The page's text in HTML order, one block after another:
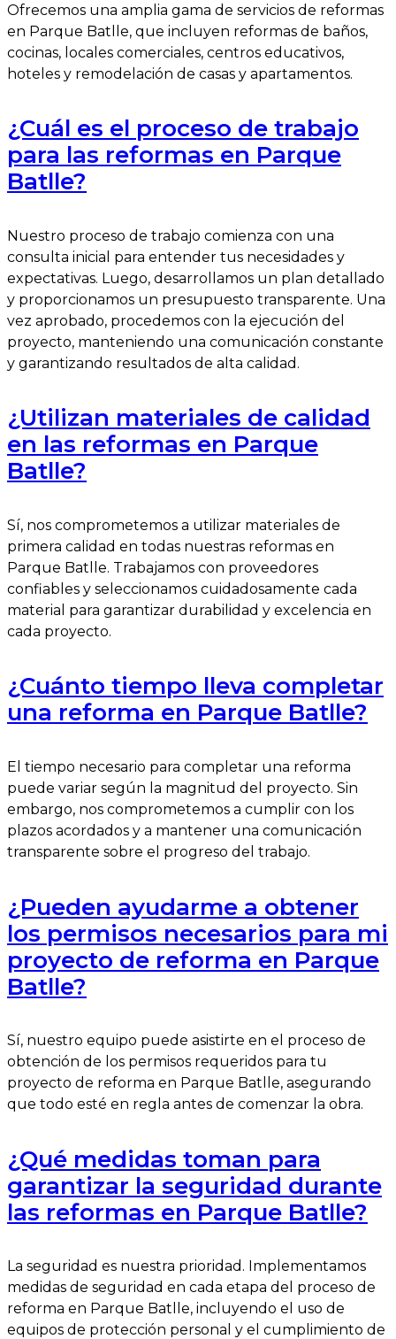
Ofrecemos una amplia gama de servicios de reformas
en Parque Batlle, que incluyen reformas de baños,
cocinas, locales comerciales, centros educativos,
hoteles y remodelación de casas y apartamentos.
¿Cuál es el proceso de trabajo
para las reformas en Parque
Batlle?
Nuestro proceso de trabajo comienza con una
consulta inicial para entender tus necesidades y
expectativas. Luego, desarrollamos un plan detallado
y proporcionamos un presupuesto transparente. Una
vez aprobado, procedemos con la ejecución del
proyecto, manteniendo una comunicación constante
y garantizando resultados de alta calidad.
¿Utilizan materiales de calidad
en las reformas en Parque
Batlle?
Sí, nos comprometemos a utilizar materiales de
primera calidad en todas nuestras reformas en
Parque Batlle. Trabajamos con proveedores
confiables y seleccionamos cuidadosamente cada
material para garantizar durabilidad y excelencia en
cada proyecto.
¿Cuánto tiempo lleva completar
una reforma en Parque Batlle?
El tiempo necesario para completar una reforma
puede variar según la magnitud del proyecto. Sin
embargo, nos comprometemos a cumplir con los
plazos acordados y a mantener una comunicación
transparente sobre el progreso del trabajo.
¿Pueden ayudarme a obtener
los permisos necesarios para mi
proyecto de reforma en Parque
Batlle?
Sí, nuestro equipo puede asistirte en el proceso de
obtención de los permisos requeridos para tu
proyecto de reforma en Parque Batlle, asegurando
que todo esté en regla antes de comenzar la obra.
¿Qué medidas toman para
garantizar la seguridad durante
las reformas en Parque Batlle?
La seguridad es nuestra prioridad. Implementamos
medidas de seguridad en cada etapa del proceso de
reforma en Parque Batlle, incluyendo el uso de
equipos de protección personal y el cumplimiento de